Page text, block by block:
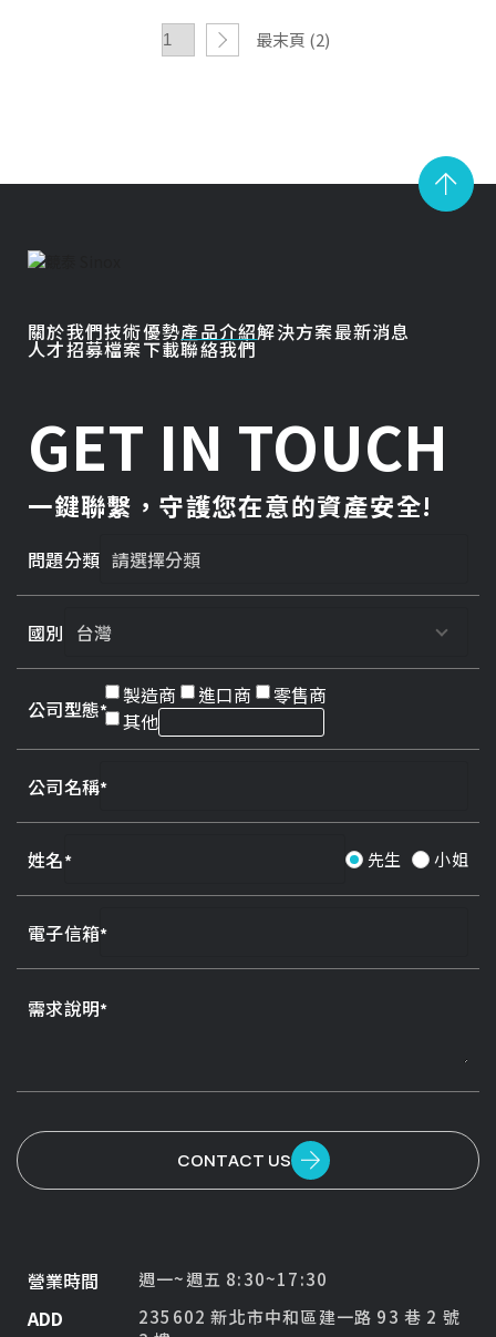
最末頁 (2)
關於我們技術優勢產品介紹解決方案最新消息
人才招募檔案下載聯絡我們
GET IN TOUCH
一鍵聯繫，守護您在意的資產安全!
問題分類
國別
公司型態
製造商 進口商
零售商
其他
公司名稱
姓名 先生 小姐
電子信箱
需求說明
CONTACT US
營業時間 週一~週五 8:30~17:30
ADD
235602 新北市中和區建一路 93 巷 2 號